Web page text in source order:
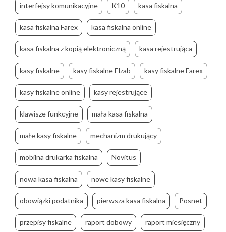
interfejsy komunikacyjne K10 kasa fiskalna
kasa fiskalna Farex kasa fiskalna online
kasa fiskalna z kopią elektroniczną kasa rejestrująca
kasy fiskalne kasy fiskalne Elzab kasy fiskalne Farex
kasy fiskalne online kasy rejestrujące
klawisze funkcyjne mała kasa fiskalna
małe kasy fiskalne mechanizm drukujący
mobilna drukarka fiskalna Novitus
nowa kasa fiskalna nowe kasy fiskalne
obowiązki podatnika pierwsza kasa fiskalna Posnet
przepisy fiskalne raport dobowy raport miesięczny